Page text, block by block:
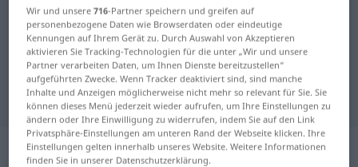
Deutsch-Englisch Übersetzung für
"krakeelen"
"krakeelen" Englisch Übersetzung
„krakeelen“: intransitives Verb
Wir und unsere716-Partner speichern und greifen auf
personenbezogene Daten wie Browserdaten oder eindeutige
Kennungen auf Ihrem Gerät zu. Durch Auswahl von Akzeptieren
aktivieren Sie Tracking-Technologien für die unter „Wir und unsere
Partner verarbeiten Daten, um Ihnen Dienste bereitzustellen“
aufgeführten Zwecke. Wenn Tracker deaktiviert sind, sind manche
Inhalte und Anzeigen möglicherweise nicht mehr so relevant für Sie. Sie
können dieses Menü jederzeit wieder aufrufen, um Ihre Einstellungen zu
ändern oder Ihre Einwilligung zu widerrufen, indem Sie auf den Link
Privatsphäre-Einstellungen am unteren Rand der Webseite klicken. Ihre
Einstellungen gelten innerhalb unseres Website. Weitere Informationen
finden Sie in unserer Datenschutzerklärung.